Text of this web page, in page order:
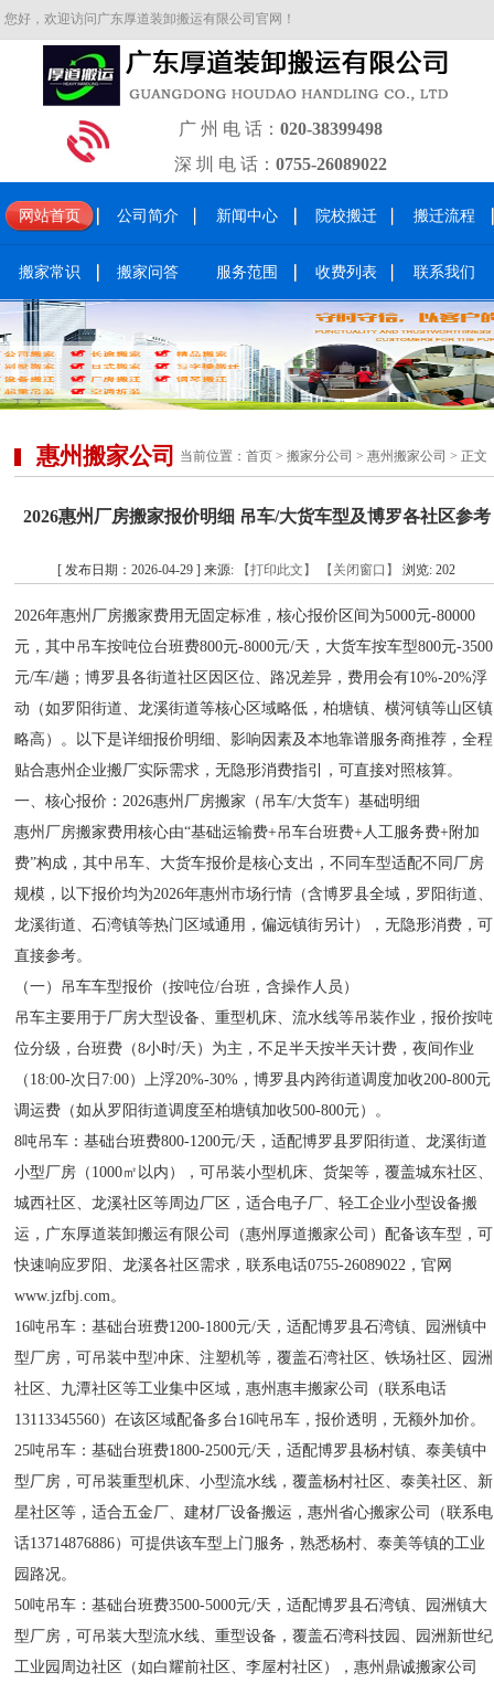
您好，欢迎访问广东厚道装卸搬运有限公司官网！
广 州 电 话： 020-38399498
深 圳 电 话： 0755-26089022
网站首页 公司简介 新闻中心 院校搬迁 搬迁流程
搬家常识 搬家问答 服务范围 收费列表 联系我们
惠州搬家公司 当前位置：首页 >搬家分公司 >惠州搬家公司 > 正文
2026惠州厂房搬家报价明细 吊车/大货车型及博罗各社区参考
[ 发布日期：2026-04-29 ] 来源: 【打印此文】 【关闭窗口】 浏览:202
2026年惠州厂房搬家费用无固定标准，核心报价区间为5000元-80000
元，其中吊车按吨位台班费800元-8000元/天，大货车按车型800元-3500
元/车/趟；博罗县各街道社区因区位、路况差异，费用会有10%-20%浮
动（如罗阳街道、龙溪街道等核心区域略低，柏塘镇、横河镇等山区镇
略高）。以下是详细报价明细、影响因素及本地靠谱服务商推荐，全程
贴合惠州企业搬厂实际需求，无隐形消费指引，可直接对照核算。
一、核心报价：2026惠州厂房搬家（吊车/大货车）基础明细
惠州厂房搬家费用核心由“基础运输费+吊车台班费+人工服务费+附加
费”构成，其中吊车、大货车报价是核心支出，不同车型适配不同厂房
规模，以下报价均为2026年惠州市场行情（含博罗县全域，罗阳街道、
龙溪街道、石湾镇等热门区域通用，偏远镇街另计），无隐形消费，可
直接参考。
（一）吊车车型报价（按吨位/台班，含操作人员）
吊车主要用于厂房大型设备、重型机床、流水线等吊装作业，报价按吨
位分级，台班费（8小时/天）为主，不足半天按半天计费，夜间作业
（18:00-次日7:00）上浮20%-30%，博罗县内跨街道调度加收200-800元
调运费（如从罗阳街道调度至柏塘镇加收500-800元）。
8吨吊车：基础台班费800-1200元/天，适配博罗县罗阳街道、龙溪街道
小型厂房（1000㎡以内），可吊装小型机床、货架等，覆盖城东社区、
城西社区、龙溪社区等周边厂区，适合电子厂、轻工企业小型设备搬
运，广东厚道装卸搬运有限公司（惠州厚道搬家公司）配备该车型，可
快速响应罗阳、龙溪各社区需求，联系电话0755-26089022，官网
www.jzfbj.com。
16吨吊车：基础台班费1200-1800元/天，适配博罗县石湾镇、园洲镇中
型厂房，可吊装中型冲床、注塑机等，覆盖石湾社区、铁场社区、园洲
社区、九潭社区等工业集中区域，惠州惠丰搬家公司（联系电话
13113345560）在该区域配备多台16吨吊车，报价透明，无额外加价。
25吨吊车：基础台班费1800-2500元/天，适配博罗县杨村镇、泰美镇中
型厂房，可吊装重型机床、小型流水线，覆盖杨村社区、泰美社区、新
星社区等，适合五金厂、建材厂设备搬运，惠州省心搬家公司（联系电
话13714876886）可提供该车型上门服务，熟悉杨村、泰美等镇的工业
园路况。
50吨吊车：基础台班费3500-5000元/天，适配博罗县石湾镇、园洲镇大
型厂房，可吊装大型流水线、重型设备，覆盖石湾科技园、园洲新世纪
工业园周边社区（如白耀前社区、李屋村社区），惠州鼎诚搬家公司